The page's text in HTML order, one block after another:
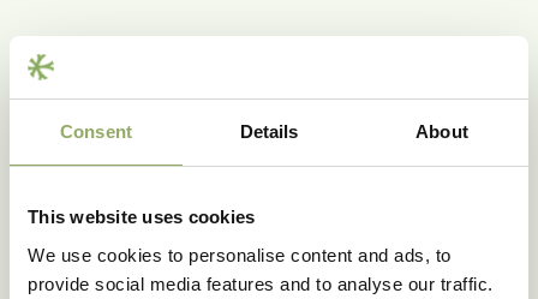
Consent Details About
This website uses cookies
We use cookies to personalise content and ads, to
provide social media features and to analyse our traffic.
Hoe krijg je je personeel mee in die
duurzame missie?
tegenslag of ziekte ervaren, doen we er alles aan om er
voor ze te zijn. Dat zit in onze cultuur.